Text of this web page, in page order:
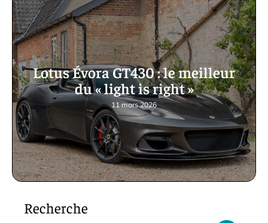
Lotus Évora GT430 : le meilleur
du « light is right »
11 mars 2026
Recherche